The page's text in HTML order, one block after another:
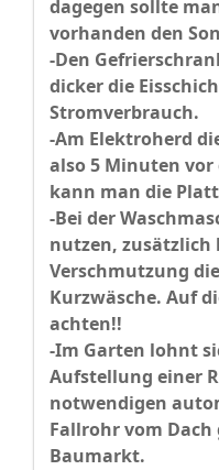
dagegen sollte
vorhanden den
-Den
dicker die
Stromverbrauch.
-Am Elektroherd
also 5 Minuten
kann man die
-Bei der
nutzen, zusätzlich
Verschmutzung
Kurzwäsche. Auf
achten!!
-Im Garten lohnt
Aufstellung einer
notwendigen
Fallrohr vom
Baumarkt.